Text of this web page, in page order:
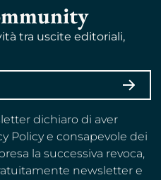
tra uscite editoriali,
dichiaro di aver
Policy e consapevole dei
la successiva revoca,
newsletter e